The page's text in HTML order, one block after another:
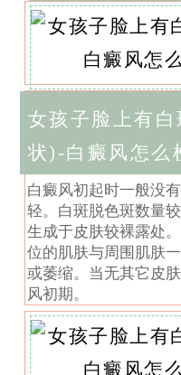
女孩子脸上有
状)-白癜风怎么
白癜风初起时一般没
轻。白斑脱色斑数量
生成于皮肤较裸露处
位的肌肤与周围肌肤
或萎缩。当无其它皮
风初期。